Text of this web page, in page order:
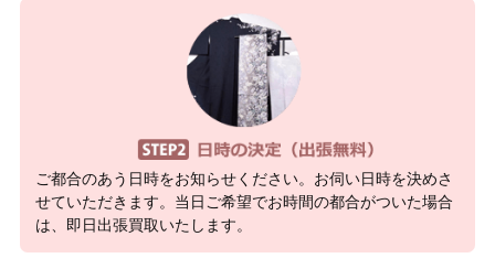
ご都合のあう日時をお知らせください。お伺い日時を決めさ
せていただきます。当日ご希望でお時間の都合がついた場合
は、即日出張買取いたします。